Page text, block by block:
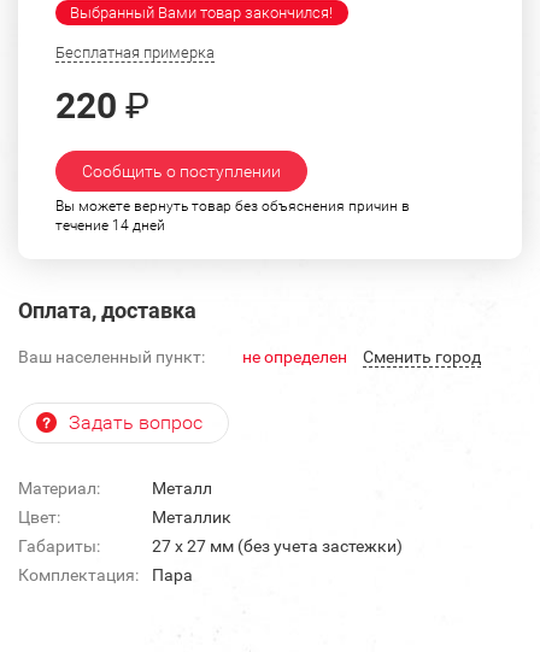
Выбранный Вами товар закончился!
Бесплатная примерка
220 ₽
Сообщить о поступлении
Вы можете вернуть товар без объяснения причин в
течение 14 дней
Оплата, доставка
Ваш населенный пункт: не определен Cменить город
Задать вопрос
Материал:
Металл
Цвет:
Металлик
Габариты:
27 х 27 мм (без учета застежки)
Комплектация:
Пара